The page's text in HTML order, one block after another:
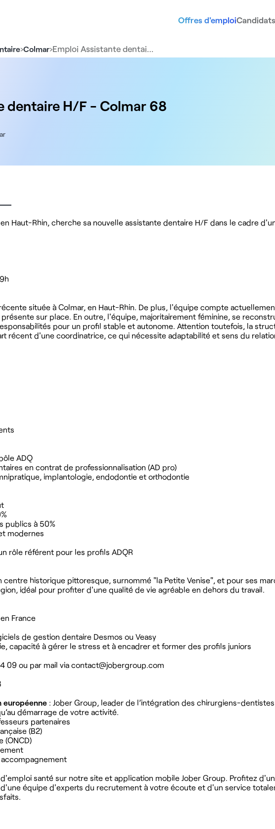
Offres d'emploiCandidats
›Colmar›Emploi Assistante dentai…
dentaire H/F - Colmar 68
Haut-Rhin, cherche sa nouvelle assistante dentaire H/F dans le cadre
située à Colmar, en Haut-Rhin. De plus, l'équipe compte
sur place. En outre, l'équipe, majoritairement féminine, se
pour un profil stable et autonome. Attention toutefois, la
récent d'une coordinatrice, ce qui nécessite adaptabilité et sens du
ADQ
en contrat de professionnalisation (AD pro)
implantologie, endodontie et orthodontie
publics à 50%
modernes
rôle référent pour les profils ADQR
historique pittoresque, surnommé "la Petite Venise", et pour ses
idéal pour profiter d'une qualité de vie agréable en dehors du travail.
France
de gestion dentaire Desmos ou Veasy
capacité à gérer le stress et à encadrer et former des profils juniors
09 ou par mail via contact@jobergroup.com
européenne : Jober Group, leader de l’intégration des chirurgiens-
démarrage de votre activité.
partenaires
(B2)
(ONCD)
santé sur notre site et application mobile Jober Group. Profitez
d'une équipe d'experts du recrutement à votre écoute et d'un service